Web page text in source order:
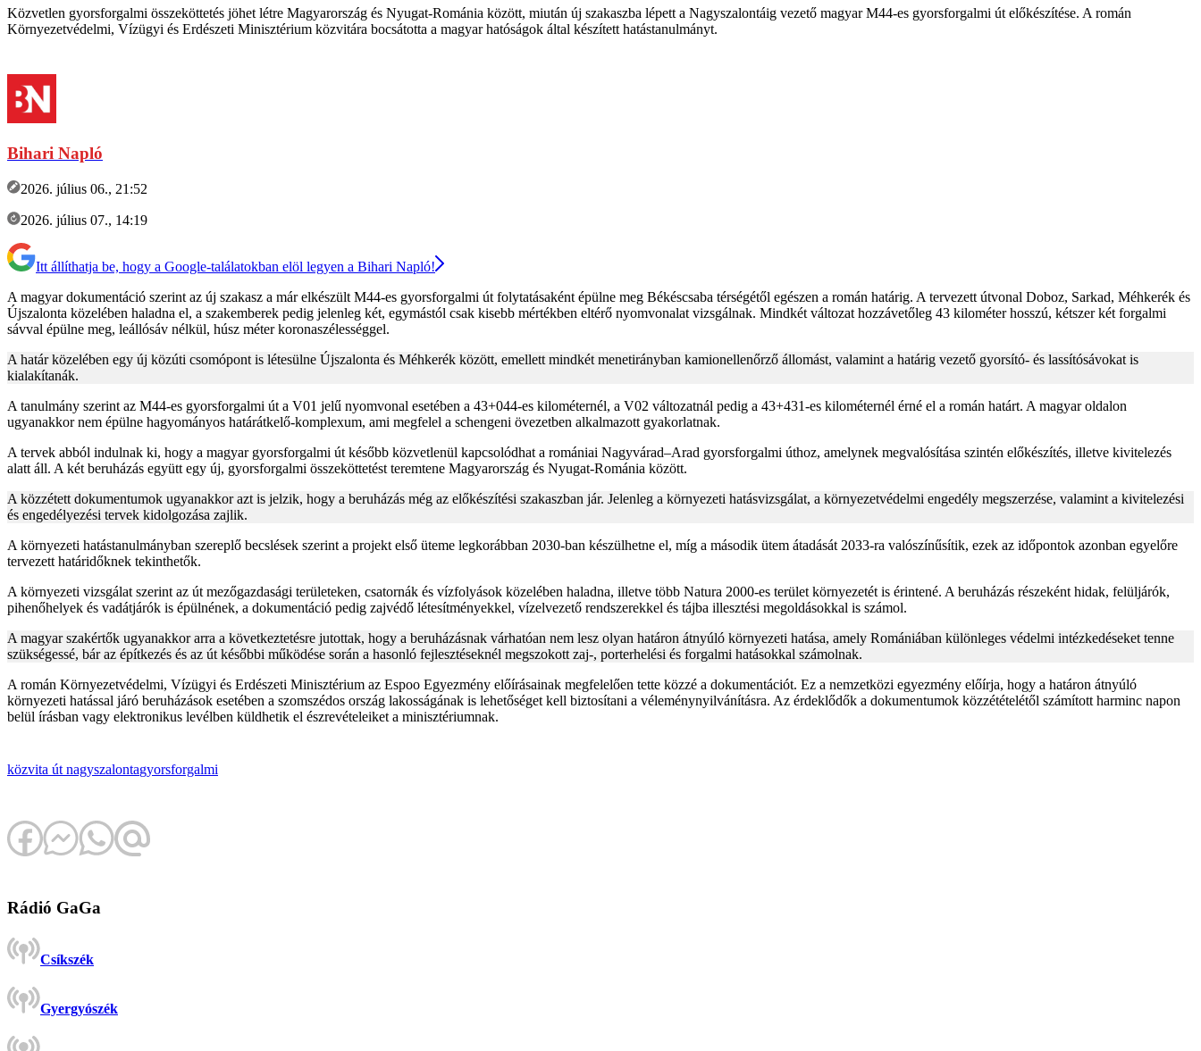
Közvetlen gyorsforgalmi összeköttetés jöhet létre Magyarország és Nyugat-Románia között, miután új szakaszba lépett a Nagyszalontáig vezető magyar M44-es gyorsforgalmi út előkészítése. A román
Környezetvédelmi, Vízügyi és Erdészeti Minisztérium közvitára bocsátotta a magyar hatóságok által készített hatástanulmányt.
Bihari Napló
2026. július 06., 21:52
2026. július 07., 14:19
Itt állíthatja be, hogy a Google-találatokban elöl legyen a Bihari Napló!
A magyar dokumentáció szerint az új szakasz a már elkészült M44-es gyorsforgalmi út folytatásaként épülne meg Békéscsaba térségétől egészen a román határig. A tervezett útvonal Doboz, Sarkad, Méhkerék és
Újszalonta közelében haladna el, a szakemberek pedig jelenleg két, egymástól csak kisebb mértékben eltérő nyomvonalat vizsgálnak. Mindkét változat hozzávetőleg 43 kilométer hosszú, kétszer két forgalmi
sávval épülne meg, leállósáv nélkül, húsz méter koronaszélességgel.
A határ közelében egy új közúti csomópont is létesülne Újszalonta és Méhkerék között, emellett mindkét menetirányban kamionellenőrző állomást, valamint a határig vezető gyorsító- és lassítósávokat is
kialakítanák.
A tanulmány szerint az M44-es gyorsforgalmi út a V01 jelű nyomvonal esetében a 43+044-es kilométernél, a V02 változatnál pedig a 43+431-es kilométernél érné el a román határt. A magyar oldalon
ugyanakkor nem épülne hagyományos határátkelő-komplexum, ami megfelel a schengeni övezetben alkalmazott gyakorlatnak.
A tervek abból indulnak ki, hogy a magyar gyorsforgalmi út később közvetlenül kapcsolódhat a romániai Nagyvárad–Arad gyorsforgalmi úthoz, amelynek megvalósítása szintén előkészítés, illetve kivitelezés
alatt áll. A két beruházás együtt egy új, gyorsforgalmi összeköttetést teremtene Magyarország és Nyugat-Románia között.
A közzétett dokumentumok ugyanakkor azt is jelzik, hogy a beruházás még az előkészítési szakaszban jár. Jelenleg a környezeti hatásvizsgálat, a környezetvédelmi engedély megszerzése, valamint a kivitelezési
és engedélyezési tervek kidolgozása zajlik.
A környezeti hatástanulmányban szereplő becslések szerint a projekt első üteme legkorábban 2030-ban készülhetne el, míg a második ütem átadását 2033-ra valószínűsítik, ezek az időpontok azonban egyelőre
tervezett határidőknek tekinthetők.
A környezeti vizsgálat szerint az út mezőgazdasági területeken, csatornák és vízfolyások közelében haladna, illetve több Natura 2000-es terület környezetét is érintené. A beruházás részeként hidak, felüljárók,
pihenőhelyek és vadátjárók is épülnének, a dokumentáció pedig zajvédő létesítményekkel, vízelvezető rendszerekkel és tájba illesztési megoldásokkal is számol.
A magyar szakértők ugyanakkor arra a következtetésre jutottak, hogy a beruházásnak várhatóan nem lesz olyan határon átnyúló környezeti hatása, amely Romániában különleges védelmi intézkedéseket tenne
szükségessé, bár az építkezés és az út későbbi működése során a hasonló fejlesztéseknél megszokott zaj-, porterhelési és forgalmi hatásokkal számolnak.
A román Környezetvédelmi, Vízügyi és Erdészeti Minisztérium az Espoo Egyezmény előírásainak megfelelően tette közzé a dokumentációt. Ez a nemzetközi egyezmény előírja, hogy a határon átnyúló
környezeti hatással járó beruházások esetében a szomszédos ország lakosságának is lehetőséget kell biztosítani a véleménynyilvánításra. Az érdeklődők a dokumentumok közzétételétől számított harminc napon
belül írásban vagy elektronikus levélben küldhetik el észrevételeiket a minisztériumnak.
közvita út nagyszalontagyorsforgalmi
Rádió GaGa
Csíkszék
Gyergyószék